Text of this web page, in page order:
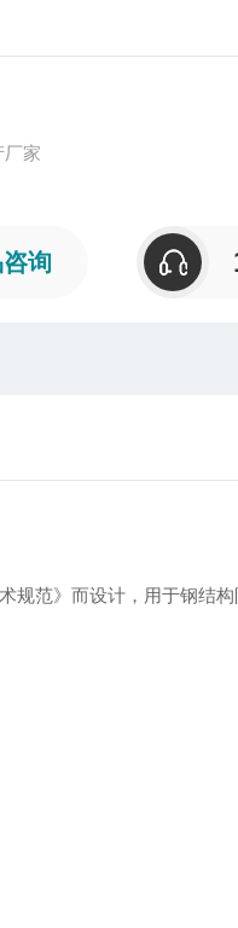
厂家
询
规范》而设计，用于钢结构